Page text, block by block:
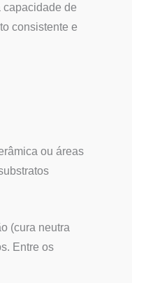
capacidade de
consistente e
ou áreas
(cura neutra
Entre os